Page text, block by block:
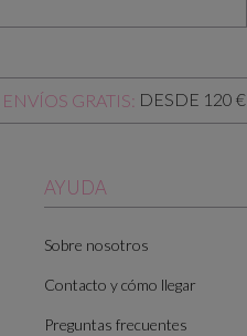
ENVÍOS GRATIS: DESDE 120 €
AYUDA
Sobre nosotros
Contacto y cómo llegar
Preguntas frecuentes